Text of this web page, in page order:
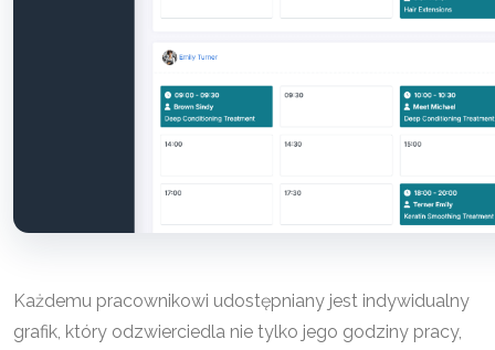
Każdemu pracownikowi udostępniany jest indywidualny
grafik, który odzwierciedla nie tylko jego godziny pracy,